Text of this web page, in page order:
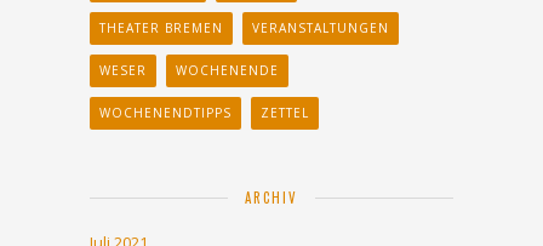
THEATER BREMEN VERANSTALTUNGEN
WESER WOCHENENDE
WOCHENENDTIPPS ZETTEL
ARCHIV